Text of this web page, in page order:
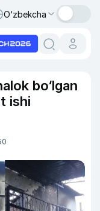
O‘zbekcha
bo‘lgan
ishi